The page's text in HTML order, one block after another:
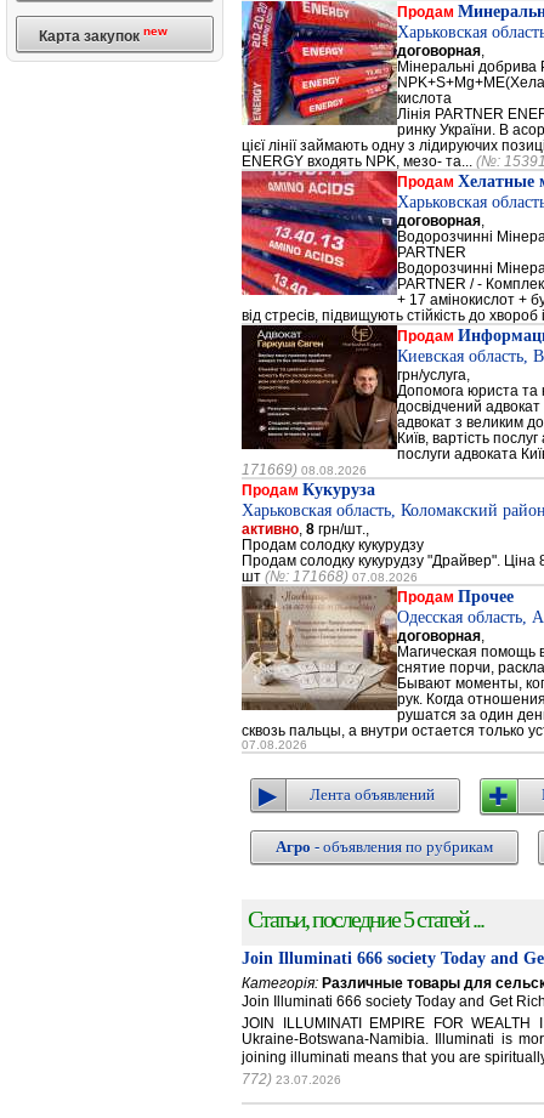
Карта закупок new
Продам
Харьковская
договорная
Мінеральні добрива
кислота
Лінія PARTNER
ринку України. В
цієї лінії займають одну з лідируючих
ENERGY входять NPK, мезо- та... (№:
Продам Хелатные
Харьковская
договорная
Водорозчинні
PARTNER
Водорозчинні
PARTNER / -
+ 17 амінокислот +
від стресів, підвищують стійкість до хвороб
Продам
Киевская область,
грн/услуга,
Допомога юриста та
досвідчений
адвокат з великим
Київ, вартість
послуги адвоката
171669) 08.08.2026
Продам Кукуруза
Харьковская область, Коломакский
активно 8 грн/шт.,
Продам солодку кукурудзу
Продам солодку кукурудзу "Драйвер". Ціна
шт (№: 171668) 07.08.2026
Продам Прочее
Одесская область,
договорная
Магическая помощь
снятие порчи,
Бывают моменты,
рук. Когда
рушатся за один
сквозь пальцы, а внутри остается только
07.08.2026
Лента объявлений
Агро - объявления по рубрикам
Статьи, последние 5 статей ...
Join Illuminati 666 society Today and
Категорія: Различные товары для
Join Illuminati 666 society Today and Get
JOIN ILLUMINATI EMPIRE FOR WEALTH
Ukraine-Botswana-Namibia. Illuminati is
joining illuminati means that you are
772) 23.07.2026